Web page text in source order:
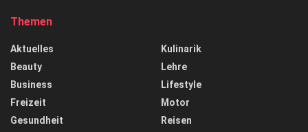
Themen
Aktuelles
Beauty
Business
Freizeit
Gesundheit
Kulinarik
Lehre
Lifestyle
Motor
Reisen